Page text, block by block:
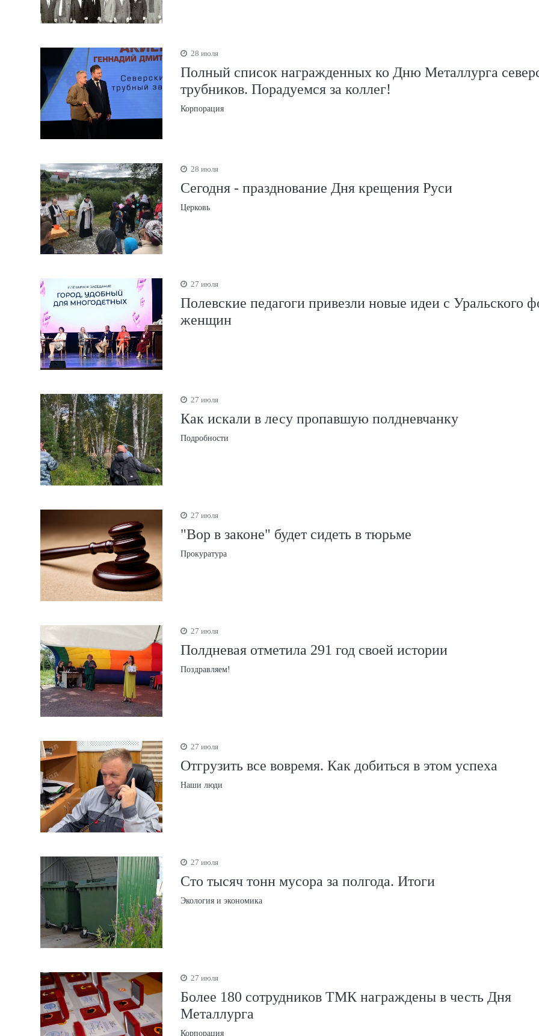
28 июля
Полный список награжденных ко Дню Металлурга
трубников. Порадуемся за коллег!
Корпорация
28 июля
Сегодня - празднование Дня крещения Руси
Церковь
27 июля
Полевские педагоги привезли новые идеи с Уральского
женщин
27 июля
Как искали в лесу пропавшую полдневчанку
Подробности
27 июля
"Вор в законе" будет сидеть в тюрьме
Прокуратура
27 июля
Полдневая отметила 291 год своей истории
Поздравляем!
27 июля
Отгрузить все вовремя. Как добиться в этом успеха
Наши люди
27 июля
Сто тысяч тонн мусора за полгода. Итоги
Экология и экономика
27 июля
Более 180 сотрудников ТМК награждены в честь Дня
Металлурга
Корпорация